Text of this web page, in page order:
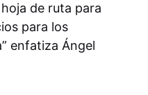
de ruta para
para los
enfatiza Ángel